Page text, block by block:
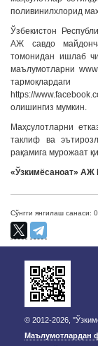
поливинилхлорид
Ўзбекистон
АЖ савдо
томонидан ишлаб
маълумотларни
https://
олишингиз мумкин.
Маҳсулотларни
таклиф ва
рақамига мурожаат
«Ўзкимёсаноат» АЖ
Сўнгги янгилаш санаси:
© 2012-2026,
Маълумотлардан